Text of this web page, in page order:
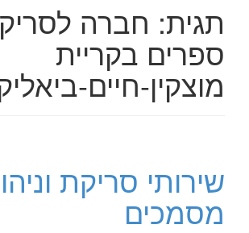
תגית: חברה
ספרים בקריית
מוצקין-חיים-
שירותי סריקת
מסמכים